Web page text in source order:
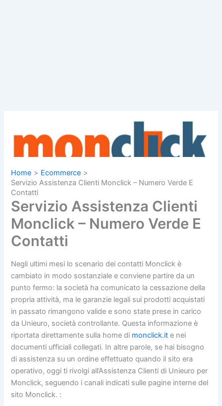
Home
Ecommerce
Servizio Assistenza Clienti Monclick – Numero Verde E
Contatti
Servizio Assistenza Clienti
Monclick – Numero Verde E
Contatti
Negli ultimi mesi lo scenario dei contatti Monclick è
cambiato in modo sostanziale e conviene partire da un
punto fermo: la società ha comunicato la cessazione della
propria attività, ma le garanzie legali sui prodotti acquistati
in passato rimangono valide e sono state prese in carico
da Unieuro, società controllante. Questa informazione è
riportata direttamente sulla home di monclick.it e nei
documenti ufficiali collegati. In altre parole, se hai bisogno
di assistenza su un ordine effettuato quando il sito era
operativo, oggi ti rivolgi all’Assistenza Clienti di Unieuro per
Monclick, seguendo i canali indicati sulle pagine interne del
sito Monclick. :